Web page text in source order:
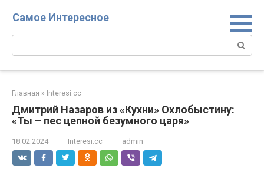
Самое Интересное
Поиск:
Главная » Interesi.cc
Дмитрий Назаров из «Кухни» Охлобыстину:
«Ты – пес цепной безумного царя»
18.02.2024 Interesi.cc admin